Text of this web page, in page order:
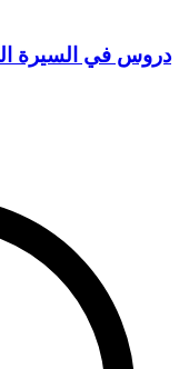
دروس في السيرة